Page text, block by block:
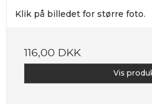
Klik på billedet for større foto.
116,00 DKK
Vis